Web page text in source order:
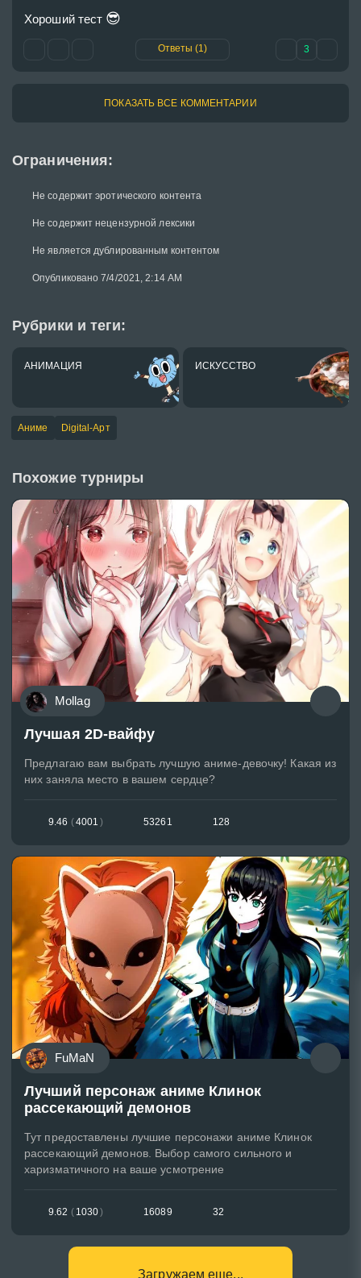
Ограничения:
Не содержит эротического контента
Не содержит нецензурной лексики
Не является дублированным контентом
Опубликовано 7/4/2021, 2:14 AM
Рубрики и теги:
АНИМАЦИЯ ИСКУССТВО
Аниме Digital-Арт
Хороший тест 😎
Ответы (1) 3
ПОКАЗАТЬ ВСЕ КОММЕНТАРИИ
Похожие турниры
Mollag
Лучшая 2D-вайфу
Предлагаю вам выбрать лучшую аниме-девочку! Какая из
них заняла место в вашем сердце?
9.46 (4001 ) 53261 128
FuMaN
Лучший персонаж аниме Клинок
рассекающий демонов
Тут предоставлены лучшие персонажи аниме Клинок
рассекающий демонов. Выбор самого сильного и
харизматичного на ваше усмотрение
9.62 ( 1030) 16089 32
Загружаем еще...